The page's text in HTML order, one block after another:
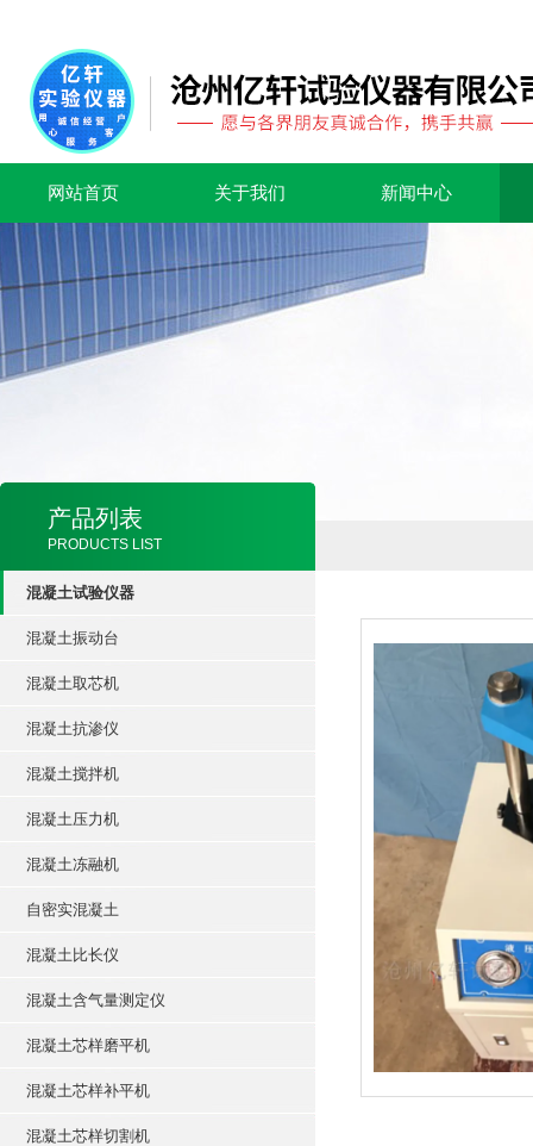
网站首页 关于我们 新闻中心
产品列表
PRODUCTS LIST
混凝土试验仪器
混凝土振动台
混凝土取芯机
混凝土抗渗仪
混凝土搅拌机
混凝土压力机
混凝土冻融机
自密实混凝土
混凝土比长仪
混凝土含气量测定仪
混凝土芯样磨平机
混凝土芯样补平机
混凝土芯样切割机